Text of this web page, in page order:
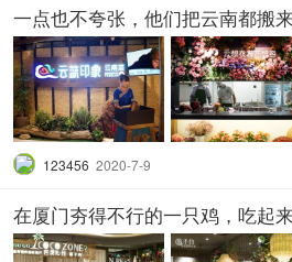
一点也不夸张，他们把云南都搬
123456 2020-7-9
在厦门夯得不行的一只鸡，吃起